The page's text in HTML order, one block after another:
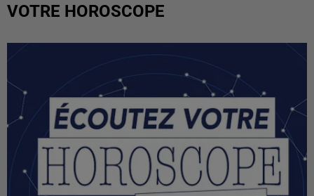
VOTRE HOROSCOPE